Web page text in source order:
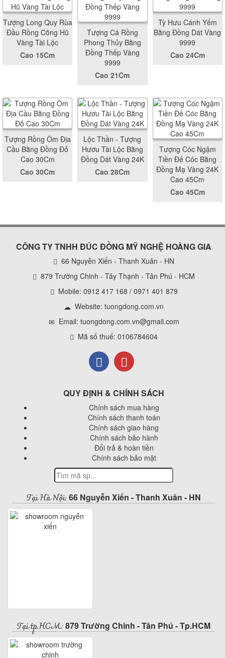
Tượng Long Quy Rùa
Đầu Rồng Cõng Hũ
Vàng Tài Lộc
Cao 15Cm
Tượng Cá Rồng
Phong Thủy Bằng
Đồng Thếp Vàng
9999
Cao 21Cm
Tỳ Hưu Cánh Yếm
Bằng Đồng Dát Vàng
9999
Cao 24Cm
Tượng Rồng Ôm Địa
Cầu Bằng Đồng Đỏ
Cao 30Cm
Cao 30Cm
Lộc Thần - Tượng
Hươu Tài Lộc Bằng
Đồng Dát Vàng 24K
Cao 28Cm
Tượng Cóc Ngậm
Tiền Đế Cóc Bằng
Đồng Mạ Vàng 24K
Cao 45Cm
Cao 45Cm
CÔNG TY TNHH ĐÚC ĐỒNG MỸ NGHỆ HOÀNG GIA
66 Nguyễn Xiển - Thanh Xuân - HN
879 Trường Chinh - Tây Thạnh - Tân Phú - HCM
Mobile: 0912 417 168 / 0971 401 879
Website: tuongdong.com.vn
Email: tuongdong.com.vn@gmail.com
Mã số thuế: 0106784604
QUY ĐỊNH & CHÍNH SÁCH
Chính sách mua hàng
Chính sách thanh toán
Chính sách giao hàng
Chính sách bảo hành
Đổi trả & hoàn tiền
Chính sách bảo mật
Tại Hà Nội: 66 Nguyễn Xiển - Thanh Xuân - HN
Tại tp.HCM: 879 Trường Chinh - Tân Phú - Tp.HCM